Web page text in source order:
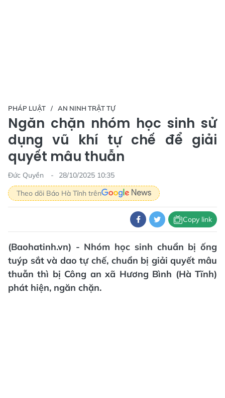
PHÁP LUẬT AN NINH TRẬT TỰ
Ngăn chặn nhóm học sinh sử
dụng vũ khí tự chế để giải
quyết mâu thuẫn
Đức Quyền
28/10/2025 10:35
Theo dõi Báo Hà Tĩnh trên
Copy link
(Baohatinh.vn) - Nhóm học sinh chuẩn bị ống
tuýp sắt và dao tự chế, chuẩn bị giải quyết mâu
thuẫn thì bị Công an xã Hương Bình (Hà Tĩnh)
phát hiện, ngăn chặn.